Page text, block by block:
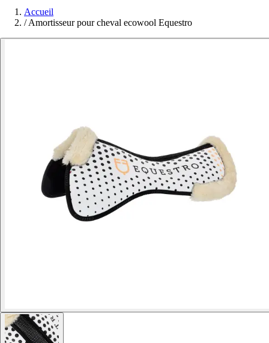
Accueil
/ Amortisseur pour cheval ecowool Equestro